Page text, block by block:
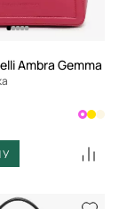
Ambra Gemma